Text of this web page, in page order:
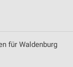
für Waldenburg